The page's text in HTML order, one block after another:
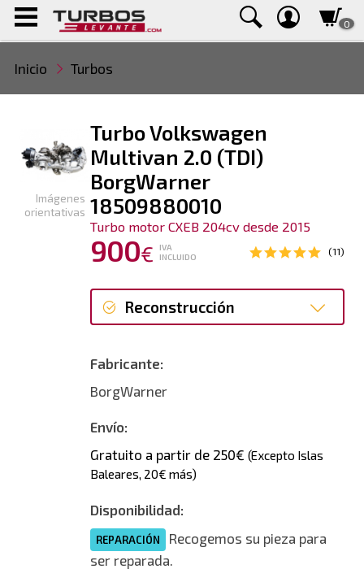
0
Inicio Turbos
Turbo Volkswagen
Multivan 2.0 (TDI)
BorgWarner
18509880010
Turbo motor CXEB 204cv desde 2015
900€
IVA
INCLUIDO
(11)
Reconstrucción
Fabricante:
BorgWarner
Envío:
Gratuito a partir de 250€ (Excepto Islas
Baleares, 20€ más)
Disponibilidad:
REPARACIÓN
Recogemos su pieza para
ser reparada.
Imágenes
orientativas